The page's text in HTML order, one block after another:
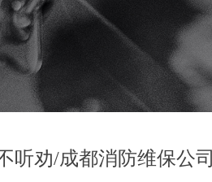
听劝/成都消防维保公司